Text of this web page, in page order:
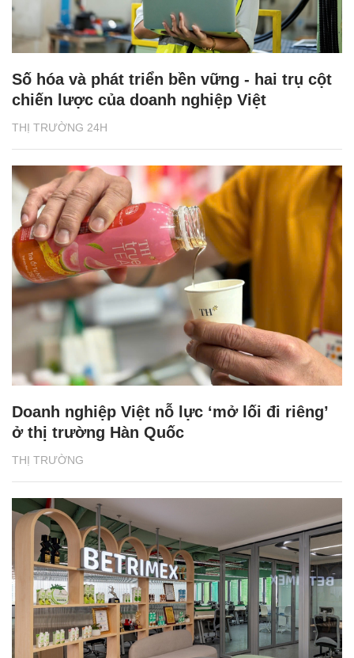
THỊ TRƯỜNG 24H
Số hóa và phát triển bền vững - hai trụ cột
chiến lược của doanh nghiệp Việt
THỊ TRƯỜNG
Doanh nghiệp Việt nỗ lực ‘mở lối đi riêng’
ở thị trường Hàn Quốc